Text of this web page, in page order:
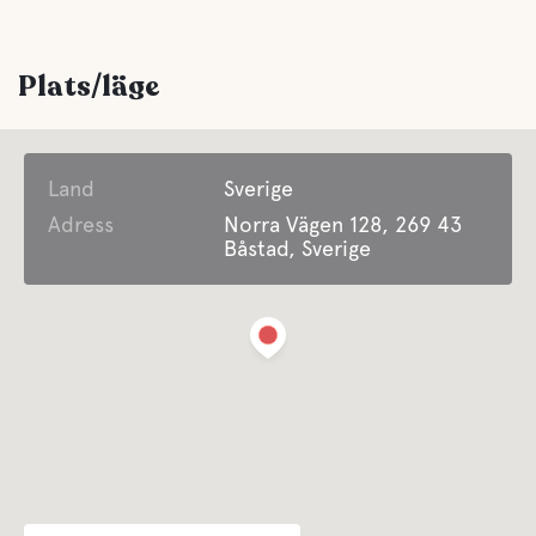
Grillplats
Tvättmöjligheter
Handikappvänligt
Sophantering
Plats/läge
Land
Sverige
Adress
Norra Vägen 128, 269 43
Båstad, Sverige